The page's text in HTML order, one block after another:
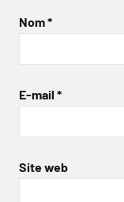
Nom*
E-mail *
Site web